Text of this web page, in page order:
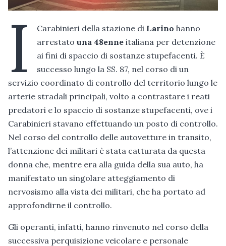
I Carabinieri della stazione di Larino hanno
arrestato una 48enne italiana per detenzione
ai fini di spaccio di sostanze stupefacenti. È
successo lungo la SS. 87, nel corso di un
servizio coordinato di controllo del territorio lungo le
arterie stradali principali, volto a contrastare i reati
predatori e lo spaccio di sostanze stupefacenti, ove i
Carabinieri stavano effettuando un posto di controllo.
Nel corso del controllo delle autovetture in transito,
l’attenzione dei militari è stata catturata da questa
donna che, mentre era alla guida della sua auto, ha
manifestato un singolare atteggiamento di
nervosismo alla vista dei militari, che ha portato ad
approfondirne il controllo.
Gli operanti, infatti, hanno rinvenuto nel corso della
successiva perquisizione veicolare e personale